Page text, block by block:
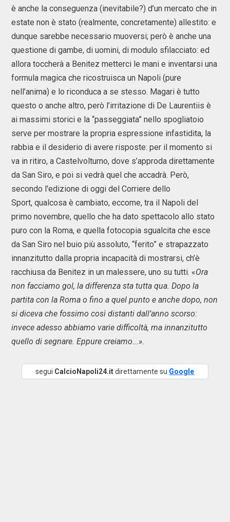
è anche la conseguenza (inevitabile?) d’un mercato che in
estate non è stato (realmente, concretamente) allestito: e
dunque sarebbe necessario muoversi; però è anche una
questione di gambe, di uomini, di modulo sfilacciato: ed
allora toccherà a Benitez metterci le mani e inventarsi una
formula magica che ricostruisca un Napoli (pure
nell’anima) e lo riconduca a se stesso. Magari è tutto
questo o anche altro, però l’irritazione di De Laurentiis è
ai massimi storici e la “passeggiata” nello spogliatoio
serve per mostrare la propria espressione infastidita, la
rabbia e il desiderio di avere risposte: per il momento si
va in ritiro, a Castelvolturno, dove s’approda direttamente
da San Siro, e poi si vedrà quel che accadrà. Però,
secondo l'edizione di oggi del Corriere dello
Sport, qualcosa è cambiato, eccome, tra il Napoli del
primo novembre, quello che ha dato spettacolo allo stato
puro con la Roma, e quella fotocopia sgualcita che esce
da San Siro nel buio più assoluto, “ferito” e strapazzato
innanzitutto dalla propria incapacità di mostrarsi, ch’è
racchiusa da Benitez in un malessere, uno su tutti. «Ora
non facciamo gol, la differenza sta tutta qua. Dopo la
partita con la Roma o fino a quel punto e anche dopo, non
si diceva che fossimo così distanti dall’anno scorso:
invece adesso abbiamo varie difficoltà, ma innanzitutto
quello di segnare. Eppure creiamo...».
segui CalcioNapoli24.itdirettamente su Google